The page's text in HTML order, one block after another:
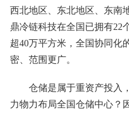
西北地区、东北地区、东南
鼎冷链科技在全国已拥有22
超40万平方米，全国协同化
密、范围更广。
仓储是属于重资产投入
力物力布局全国仓储中心？